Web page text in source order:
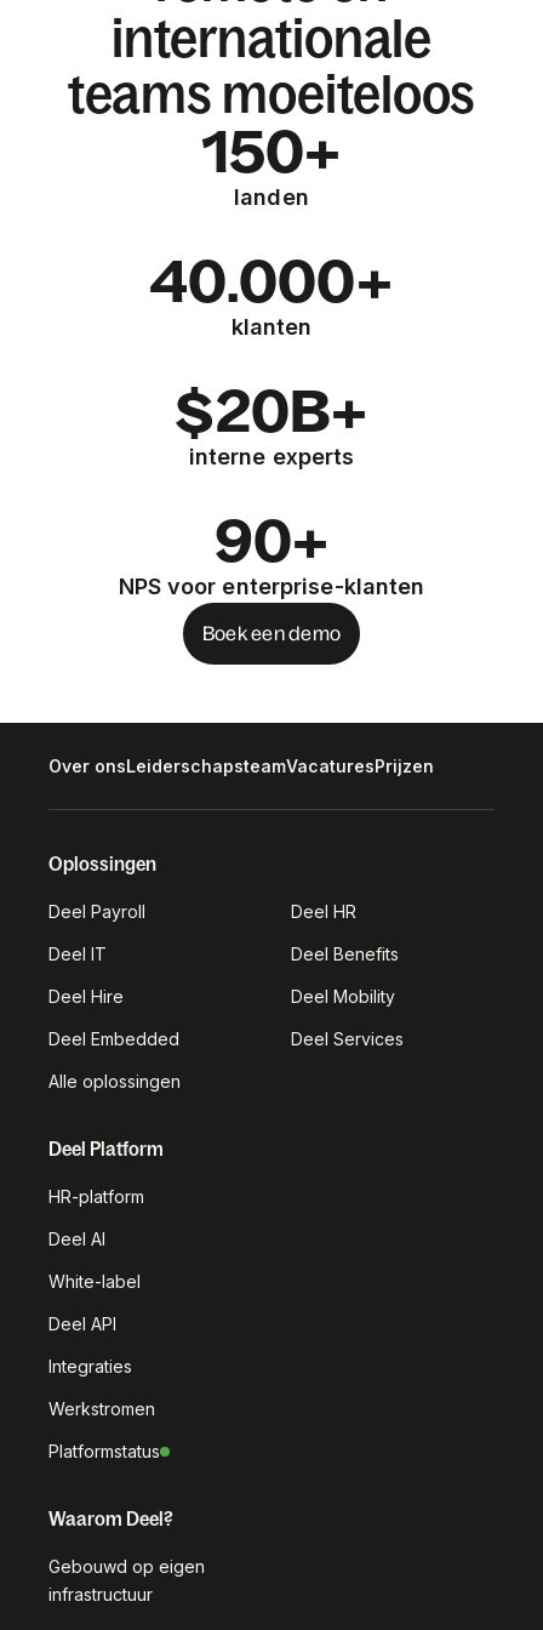
internationale
teams moeiteloos
150+
landen
40.000+
klanten
$20B+
interne experts
90+
NPS voor enterprise-klanten
Boek een demo
Over onsLeiderschapsteamVacaturesPrijzen
Oplossingen
Deel Payroll Deel HR
Deel IT Deel Benefits
Deel Hire Deel Mobility
Deel Embedded Deel Services
Alle oplossingen
Deel Platform
HR-platform
Deel AI
White-label
Deel API
Integraties
Werkstromen
Platformstatus
Waarom Deel?
Gebouwd op eigen
infrastructuur